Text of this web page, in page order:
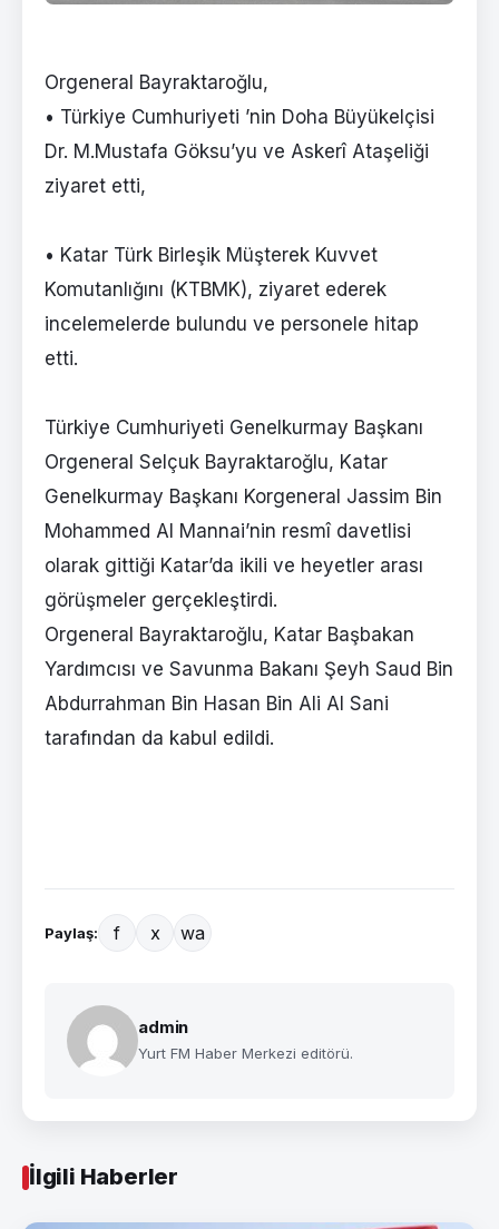
Orgeneral Bayraktaroğlu,
• Türkiye Cumhuriyeti ’nin Doha Büyükelçisi
Dr. M.Mustafa Göksu’yu ve Askerî Ataşeliği
ziyaret etti,
• Katar Türk Birleşik Müşterek Kuvvet
Komutanlığını (KTBMK), ziyaret ederek
incelemelerde bulundu ve personele hitap
etti.
Türkiye Cumhuriyeti Genelkurmay Başkanı
Orgeneral Selçuk Bayraktaroğlu, Katar
Genelkurmay Başkanı Korgeneral Jassim Bin
Mohammed Al Mannai’nin resmî davetlisi
olarak gittiği Katar’da ikili ve heyetler arası
görüşmeler gerçekleştirdi.
Orgeneral Bayraktaroğlu, Katar Başbakan
Yardımcısı ve Savunma Bakanı Şeyh Saud Bin
Abdurrahman Bin Hasan Bin Ali Al Sani
tarafından da kabul edildi.
Paylaş: f x wa
admin
Yurt FM Haber Merkezi editörü.
İlgili Haberler